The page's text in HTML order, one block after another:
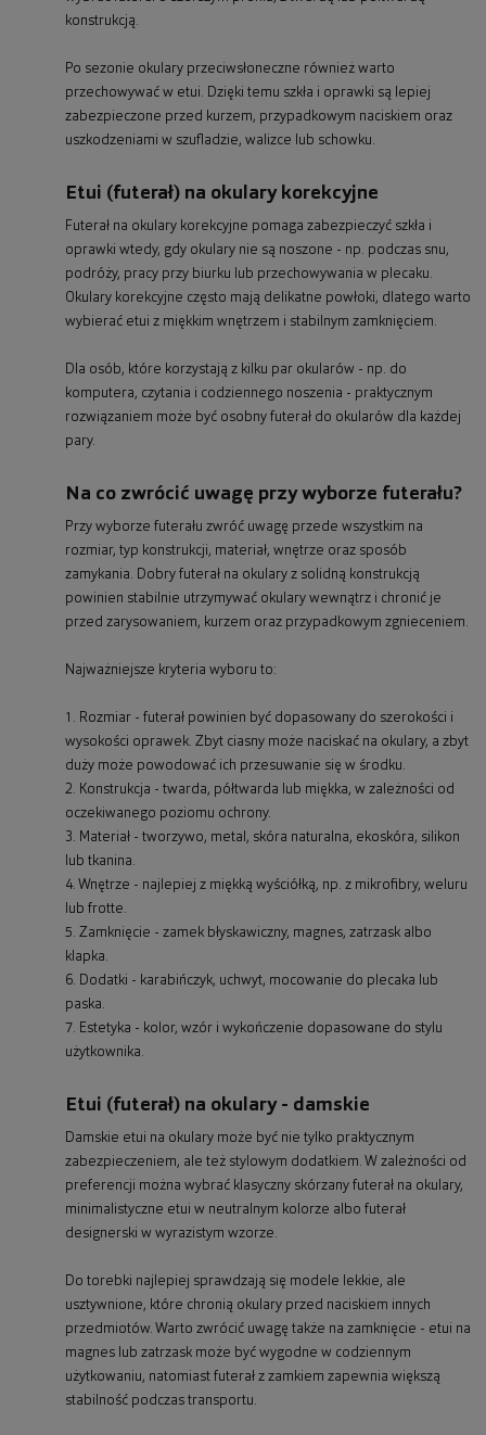
konstrukcją.
Po sezonie okulary przeciwsłoneczne również warto
przechowywać w etui. Dzięki temu szkła i oprawki są lepiej
zabezpieczone przed kurzem, przypadkowym naciskiem oraz
uszkodzeniami w szufladzie, walizce lub schowku.
Etui (futerał) na okulary korekcyjne
Futerał na okulary korekcyjne pomaga zabezpieczyć szkła i
oprawki wtedy, gdy okulary nie są noszone - np. podczas snu,
podróży, pracy przy biurku lub przechowywania w plecaku.
Okulary korekcyjne często mają delikatne powłoki, dlatego warto
wybierać etui z miękkim wnętrzem i stabilnym zamknięciem.
Dla osób, które korzystają z kilku par okularów - np. do
komputera, czytania i codziennego noszenia - praktycznym
rozwiązaniem może być osobny futerał do okularów dla każdej
pary.
Na co zwrócić uwagę przy wyborze futerału?
Przy wyborze futerału zwróć uwagę przede wszystkim na
rozmiar, typ konstrukcji, materiał, wnętrze oraz sposób
zamykania. Dobry futerał na okulary z solidną konstrukcją
powinien stabilnie utrzymywać okulary wewnątrz i chronić je
przed zarysowaniem, kurzem oraz przypadkowym zgnieceniem.
Najważniejsze kryteria wyboru to:
1. Rozmiar - futerał powinien być dopasowany do szerokości i
wysokości oprawek. Zbyt ciasny może naciskać na okulary, a zbyt
duży może powodować ich przesuwanie się w środku.
2. Konstrukcja - twarda, półtwarda lub miękka, w zależności od
oczekiwanego poziomu ochrony.
3. Materiał - tworzywo, metal, skóra naturalna, ekoskóra, silikon
lub tkanina.
4. Wnętrze - najlepiej z miękką wyściółką, np. z mikrofibry, weluru
lub frotte.
5. Zamknięcie - zamek błyskawiczny, magnes, zatrzask albo
klapka.
6. Dodatki - karabińczyk, uchwyt, mocowanie do plecaka lub
paska.
7. Estetyka - kolor, wzór i wykończenie dopasowane do stylu
użytkownika.
Etui (futerał) na okulary - damskie
Damskie etui na okulary może być nie tylko praktycznym
zabezpieczeniem, ale też stylowym dodatkiem. W zależności od
preferencji można wybrać klasyczny skórzany futerał na okulary,
minimalistyczne etui w neutralnym kolorze albo futerał
designerski w wyrazistym wzorze.
Do torebki najlepiej sprawdzają się modele lekkie, ale
usztywnione, które chronią okulary przed naciskiem innych
przedmiotów. Warto zwrócić uwagę także na zamknięcie - etui na
magnes lub zatrzask może być wygodne w codziennym
użytkowaniu, natomiast futerał z zamkiem zapewnia większą
stabilność podczas transportu.